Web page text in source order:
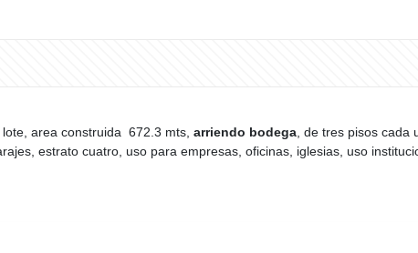
area construida 672.3 mts, arriendo bodega , de tres pisos
estrato cuatro, uso para empresas, oficinas, iglesias, uso